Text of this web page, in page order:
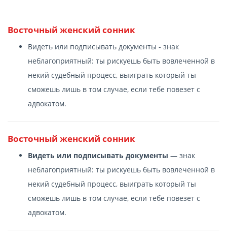
Восточный женский сонник
Видеть или подписывать документы - знак
неблагоприятный: ты рискуешь быть вовлеченной в
некий судебный процесс, выиграть который ты
сможешь лишь в том случае, если тебе повезет с
адвокатом.
Восточный женский сонник
Видеть или подписывать документы — знак
неблагоприятный: ты рискуешь быть вовлеченной в
некий судебный процесс, выиграть который ты
сможешь лишь в том случае, если тебе повезет с
адвокатом.